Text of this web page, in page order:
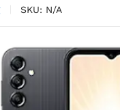
SKU: N/A